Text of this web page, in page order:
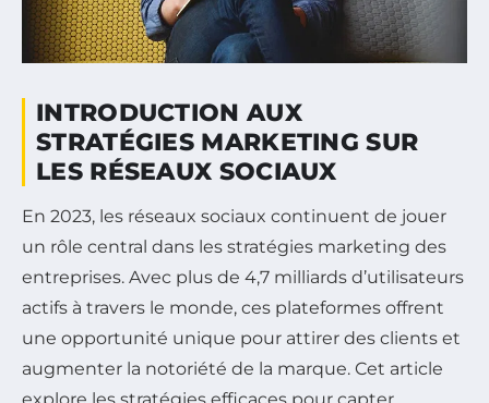
INTRODUCTION AUX
STRATÉGIES MARKETING SUR
LES RÉSEAUX SOCIAUX
En 2023, les réseaux sociaux continuent de jouer
un rôle central dans les stratégies marketing des
entreprises. Avec plus de 4,7 milliards d’utilisateurs
actifs à travers le monde, ces plateformes offrent
une opportunité unique pour attirer des clients et
augmenter la notoriété de la marque. Cet article